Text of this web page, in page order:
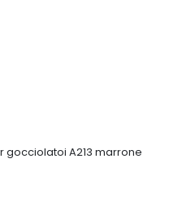
gocciolatoi A213 marrone